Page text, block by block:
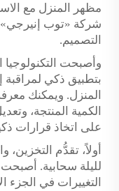
مظهر المنزل مع
شركة «توب إنيرجي»
التصميم.
وأصبحت التكنولوجيا
بتطبيق ذكي لمراقبة
المنزل. ويمكنك
الكمية المنتجة،
على اتخاذ قرارات
أولاً، تقدُّم
لليلة سحابية. أصبحت
التغييرات في